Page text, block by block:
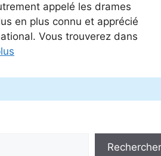
appelé les drames
en plus connu et apprécié
Vous trouverez dans
Rechercher